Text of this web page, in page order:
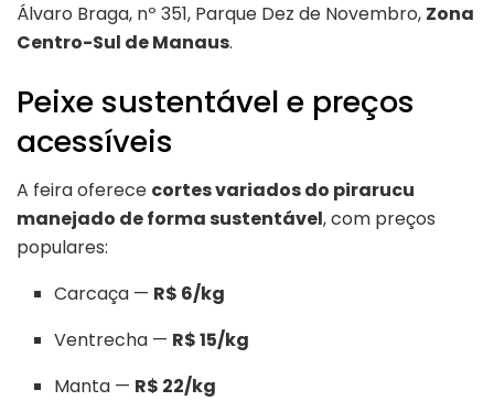
Álvaro Braga, nº 351, Parque Dez de Novembro, Zona
Centro-Sul de Manaus.
Peixe sustentável e preços
acessíveis
A feira oferece cortes variados do pirarucu
manejado de forma sustentável, com preços
populares:
Carcaça — R$ 6/kg
Ventrecha — R$ 15/kg
Manta — R$ 22/kg